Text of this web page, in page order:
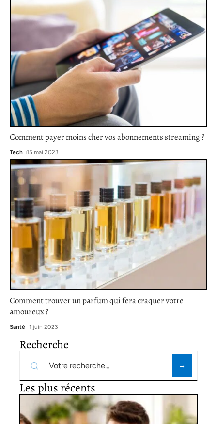
Comment payer moins cher vos abonnements streaming ?
Tech 15 mai 2023
Comment trouver un parfum qui fera craquer votre
amoureux ?
Santé 1 juin 2023
Recherche
Les plus récents